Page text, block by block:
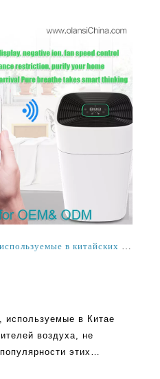
используемые в Китае
воздуха, не
этих